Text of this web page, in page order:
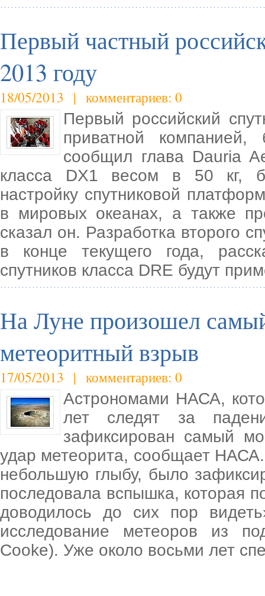
Первый частный
2013 году
18/05/2013 | комментариев: 0
Первый российский
приватной
сообщил глава Dauria
класса DX1 весом в 50 кг,
настройку спутниковой
в мировых океанах, а также
сказал он. Разработка второго
в конце текущего года,
спутников класса DRE будут
На Луне произошел
метеоритный взрыв
17/05/2013 | комментариев: 0
Астрономами НАСА,
лет следят за
зафиксирован самый
удар метеорита, сообщает
небольшую глыбу, было
последовала вспышка, которая
доводилось до сих пор
исследование метеоров из
Cooke). Уже около восьми лет